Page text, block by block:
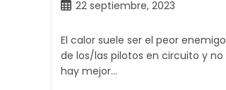
Publicación
la
entrada:
22 septiembre, 2023
El calor suele ser el peor enemigo
de los/las pilotos en circuito y no
hay mejor…